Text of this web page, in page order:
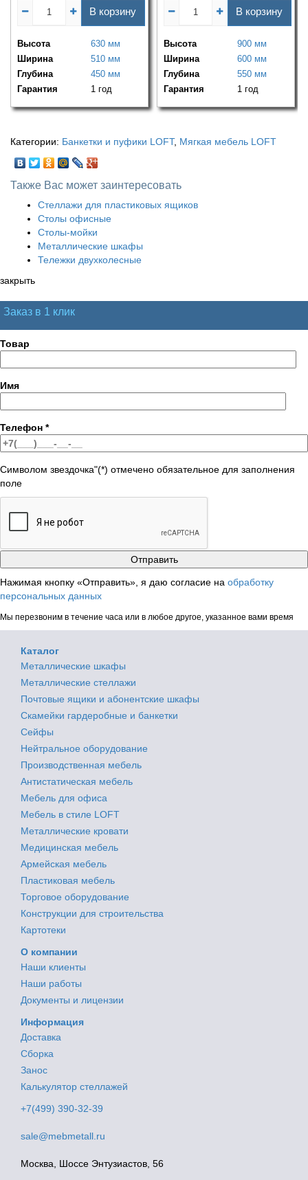
В корзину
Высота
630 мм
Ширина
510 мм
Глубина
450 мм
Гарантия
1 год
В корзину
Высота
900 мм
Ширина
600 мм
Глубина
550 мм
Гарантия
1 год
Категории: Банкетки и пуфики LOFT, Мягкая мебель LOFT
Также Вас может заинтересовать
Стеллажи для пластиковых ящиков
Столы офисные
Столы-мойки
Металлические шкафы
Тележки двухколесные
закрыть
Заказ в 1 клик
Товар
Имя
Телефон *
Символом звездочка"(*) отмечено обязательное для заполнения
поле
Нажимая кнопку «Отправить», я даю согласие на обработку
персональных данных
Мы перезвоним в течение часа или в любое другое, указанное вами время
Каталог
Металлические шкафы
Металлические стеллажи
Почтовые ящики и абонентские шкафы
Скамейки гардеробные и банкетки
Сейфы
Нейтральное оборудование
Производственная мебель
Антистатическая мебель
Мебель для офиса
Мебель в стиле LOFT
Металлические кровати
Медицинская мебель
Армейская мебель
Пластиковая мебель
Торговое оборудование
Конструкции для строительства
Картотеки
О компании
Наши клиенты
Наши работы
Документы и лицензии
Информация
Доставка
Сборка
Занос
Калькулятор стеллажей
+7(499) 390-32-39
sale@mebmetall.ru
Москва, Шоссе Энтузиастов, 56